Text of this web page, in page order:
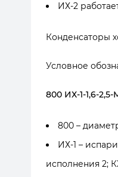
ИХ-2
Конденсаторы
Условное
800 ИХ-1-1,6-2,5-
800 –
ИХ-1 –
исполнения 2;